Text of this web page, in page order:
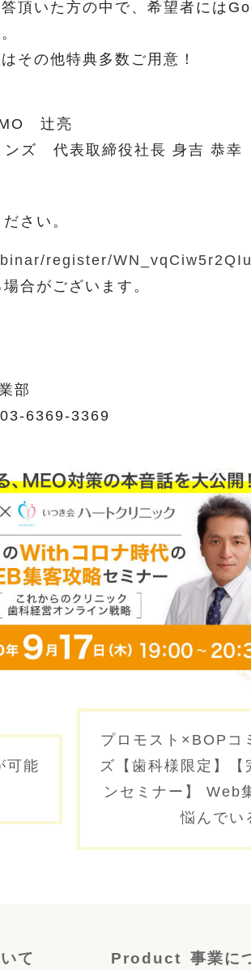
頂いた方の中で、希望者には
その他特典多数ご用意！
辻亮
ンズ 代表取締役社長 身吉 恭幸
さい。
register/
合がございます。
部
6369-3369
可能
プロモスト×BOPコ
ズ【歯科様限定】【
ンセミナー】 Web
悩んでい
て Product 事業に